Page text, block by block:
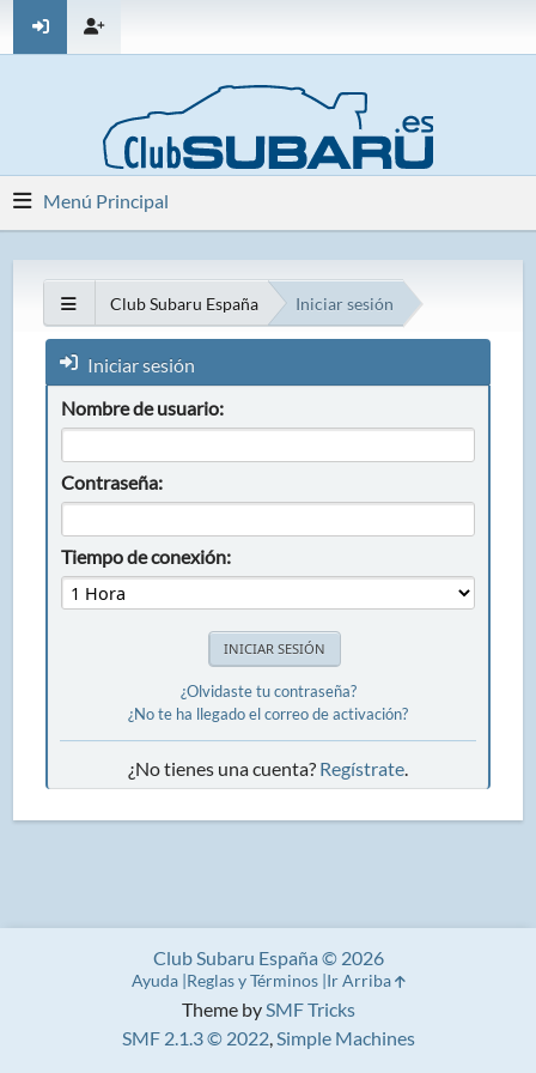
Menú Principal
Club Subaru España Iniciar sesión
Iniciar sesión
Nombre de usuario:
Contraseña:
Tiempo de conexión:
¿Olvidaste tu contraseña?
¿No te ha llegado el correo de activación?
¿No tienes una cuenta? Regístrate
Theme bySMF Tricks
SMF 2.1.3 © 2022,Simple Machines
Club Subaru España © 2026
Ayuda Reglas y Términos Ir Arriba